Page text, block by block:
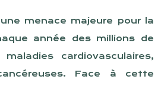
menace majeure pour la
année des millions de
cardiovasculaires,
Face à cette